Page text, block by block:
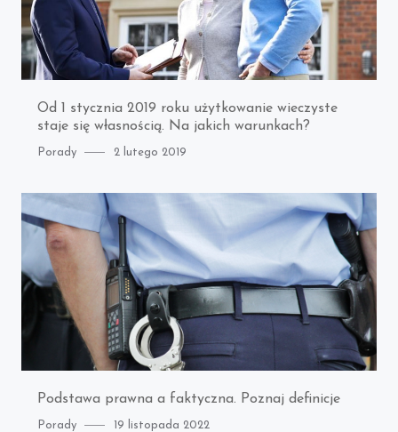
Od 1 stycznia 2019 roku użytkowanie wieczyste
staje się własnością. Na jakich warunkach?
Category
Porady
Posted
2 lutego 2019
Podstawa prawna a faktyczna. Poznaj definicje
Category
Porady
Posted
19 listopada 2022